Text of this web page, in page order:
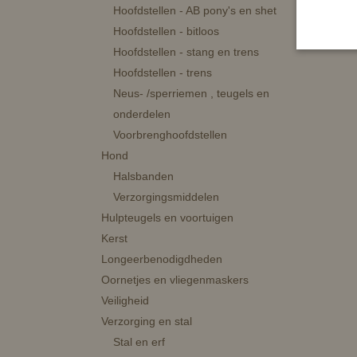
Hoofdstellen - AB pony's en shet
Hoofdstellen - bitloos
Hoofdstellen - stang en trens
Hoofdstellen - trens
Neus- /sperriemen , teugels en
onderdelen
Voorbrenghoofdstellen
Hond
Halsbanden
Verzorgingsmiddelen
Hulpteugels en voortuigen
Kerst
Longeerbenodigdheden
Oornetjes en vliegenmaskers
Veiligheid
Verzorging en stal
Stal en erf